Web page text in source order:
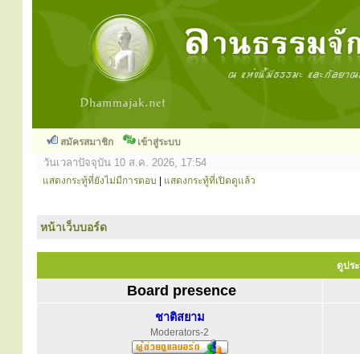
สมัครสมาชิก เข้าสู่ระบบ
วันเวลาปัจจุบัน 10 ส.ค. 2026, 17:54
แสดงกระทู้ที่ยังไม่มีการตอบ แสดงกระทู้ที่เปิดดูแล้ว
หน้าเว็บบอร์ด
ดูปร
Board presence
ชาติสยาม
Moderators-2